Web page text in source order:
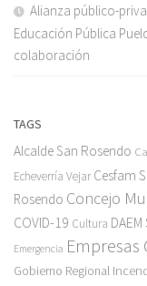
Alianza público-
Educación Pública
colaboración
TAGS
Alcalde San Rosendo
Echeverría Vejar Cesfam
Rosendo Concejo
COVID-19 Cultura
Emergencia Empresas
Gobierno Regional